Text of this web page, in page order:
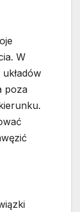
W
poza